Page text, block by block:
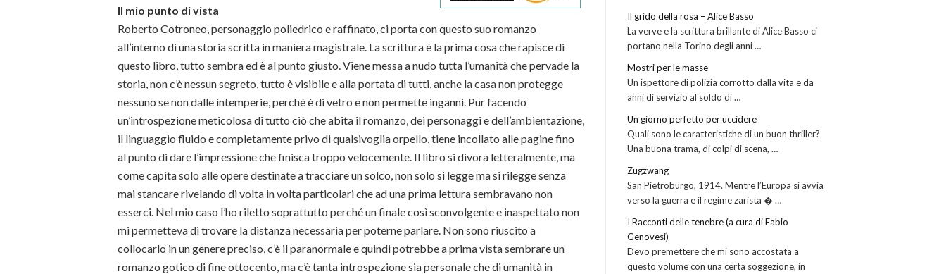
Il mio punto di vista
Roberto Cotroneo, personaggio poliedrico e raffinato, ci porta con questo suo romanzo
all’interno di una storia scritta in maniera magistrale. La scrittura è la prima cosa che rapisce di
questo libro, tutto sembra ed è al punto giusto. Viene messa a nudo tutta l’umanità che pervade la
storia, non c’è nessun segreto, tutto è visibile e alla portata di tutti, anche la casa non protegge
nessuno se non dalle intemperie, perché è di vetro e non permette inganni. Pur facendo
un’introspezione meticolosa di tutto ciò che abita il romanzo, dei personaggi e dell’ambientazione,
il linguaggio fluido e completamente privo di qualsivoglia orpello, tiene incollato alle pagine fino
al punto di dare l’impressione che finisca troppo velocemente. Il libro si divora letteralmente, ma
come capita solo alle opere destinate a tracciare un solco, non solo si legge ma si rilegge senza
mai stancare rivelando di volta in volta particolari che ad una prima lettura sembravano non
esserci. Nel mio caso l’ho riletto soprattutto perché un finale così sconvolgente e inaspettato non
mi permetteva di trovare la distanza necessaria per poterne parlare. Non sono riuscito a
collocarlo in un genere preciso, c’è il paranormale e quindi potrebbe a prima vista sembrare un
romanzo gotico di fine ottocento, ma c’è tanta introspezione sia personale che di umanità in
Il grido della rosa – Alice Basso
La verve e la scrittura brillante di Alice Basso ci
portano nella Torino degli anni …
Mostri per le masse
Un ispettore di polizia corrotto dalla vita e da
anni di servizio al soldo di …
Un giorno perfetto per uccidere
Quali sono le caratteristiche di un buon thriller?
Una buona trama, di colpi di scena, …
Zugzwang
San Pietroburgo, 1914. Mentre l’Europa si avvia
verso la guerra e il regime zarista � …
I Racconti delle tenebre (a cura di Fabio
Genovesi)
Devo premettere che mi sono accostata a
questo volume con una certa soggezione, in